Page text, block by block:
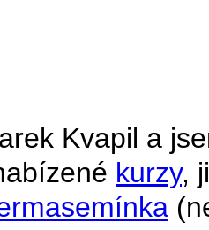
Kvapil a
kurzy,